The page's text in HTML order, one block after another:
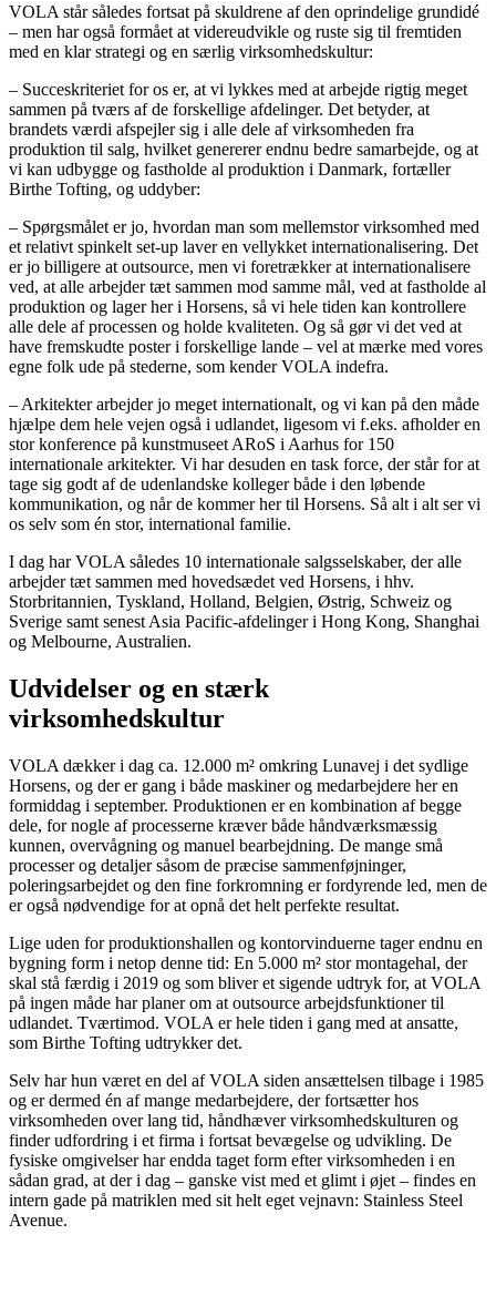
VOLA står således fortsat på skuldrene af den oprindelige grundidé
– men har også formået at videreudvikle og ruste sig til fremtiden
med en klar strategi og en særlig virksomhedskultur:
– Succeskriteriet for os er, at vi lykkes med at arbejde rigtig meget
sammen på tværs af de forskellige afdelinger. Det betyder, at
brandets værdi afspejler sig i alle dele af virksomheden fra
produktion til salg, hvilket genererer endnu bedre samarbejde, og at
vi kan udbygge og fastholde al produktion i Danmark, fortæller
Birthe Tofting, og uddyber:
– Spørgsmålet er jo, hvordan man som mellemstor virksomhed med
et relativt spinkelt set-up laver en vellykket internationalisering. Det
er jo billigere at outsource, men vi foretrækker at internationalisere
ved, at alle arbejder tæt sammen mod samme mål, ved at fastholde al
produktion og lager her i Horsens, så vi hele tiden kan kontrollere
alle dele af processen og holde kvaliteten. Og så gør vi det ved at
have fremskudte poster i forskellige lande – vel at mærke med vores
egne folk ude på stederne, som kender VOLA indefra.
– Arkitekter arbejder jo meget internationalt, og vi kan på den måde
hjælpe dem hele vejen også i udlandet, ligesom vi f.eks. afholder en
stor konference på kunstmuseet ARoS i Aarhus for 150
internationale arkitekter. Vi har desuden en task force, der står for at
tage sig godt af de udenlandske kolleger både i den løbende
kommunikation, og når de kommer her til Horsens. Så alt i alt ser vi
os selv som én stor, international familie.
I dag har VOLA således 10 internationale salgsselskaber, der alle
arbejder tæt sammen med hovedsædet ved Horsens, i hhv.
Storbritannien, Tyskland, Holland, Belgien, Østrig, Schweiz og
Sverige samt senest Asia Pacific-afdelinger i Hong Kong, Shanghai
og Melbourne, Australien.
Udvidelser og en stærk
virksomhedskultur
VOLA dækker i dag ca. 12.000 m² omkring Lunavej i det sydlige
Horsens, og der er gang i både maskiner og medarbejdere her en
formiddag i september. Produktionen er en kombination af begge
dele, for nogle af processerne kræver både håndværksmæssig
kunnen, overvågning og manuel bearbejdning. De mange små
processer og detaljer såsom de præcise sammenføjninger,
poleringsarbejdet og den fine forkromning er fordyrende led, men de
er også nødvendige for at opnå det helt perfekte resultat.
Lige uden for produktionshallen og kontorvinduerne tager endnu en
bygning form i netop denne tid: En 5.000 m² stor montagehal, der
skal stå færdig i 2019 og som bliver et sigende udtryk for, at VOLA
på ingen måde har planer om at outsource arbejdsfunktioner til
udlandet. Tværtimod. VOLA er hele tiden i gang med at ansatte,
som Birthe Tofting udtrykker det.
Selv har hun været en del af VOLA siden ansættelsen tilbage i 1985
og er dermed én af mange medarbejdere, der fortsætter hos
virksomheden over lang tid, håndhæver virksomhedskulturen og
finder udfordring i et firma i fortsat bevægelse og udvikling. De
fysiske omgivelser har endda taget form efter virksomheden i en
sådan grad, at der i dag – ganske vist med et glimt i øjet – findes en
intern gade på matriklen med sit helt eget vejnavn: Stainless Steel
Avenue.